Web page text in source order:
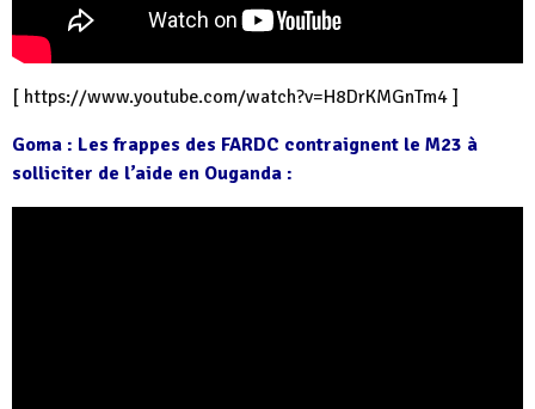
[ https://www.youtube.com/watch?v=H8DrKMGnTm4 ]
Goma : Les frappes des FARDC contraignent le M23 à
solliciter de l’aide en Ouganda :